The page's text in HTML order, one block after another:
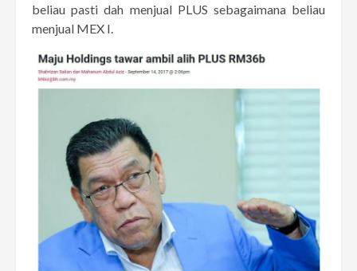
beliau pasti dah menjual PLUS sebagaimana beliau
menjual MEX I.